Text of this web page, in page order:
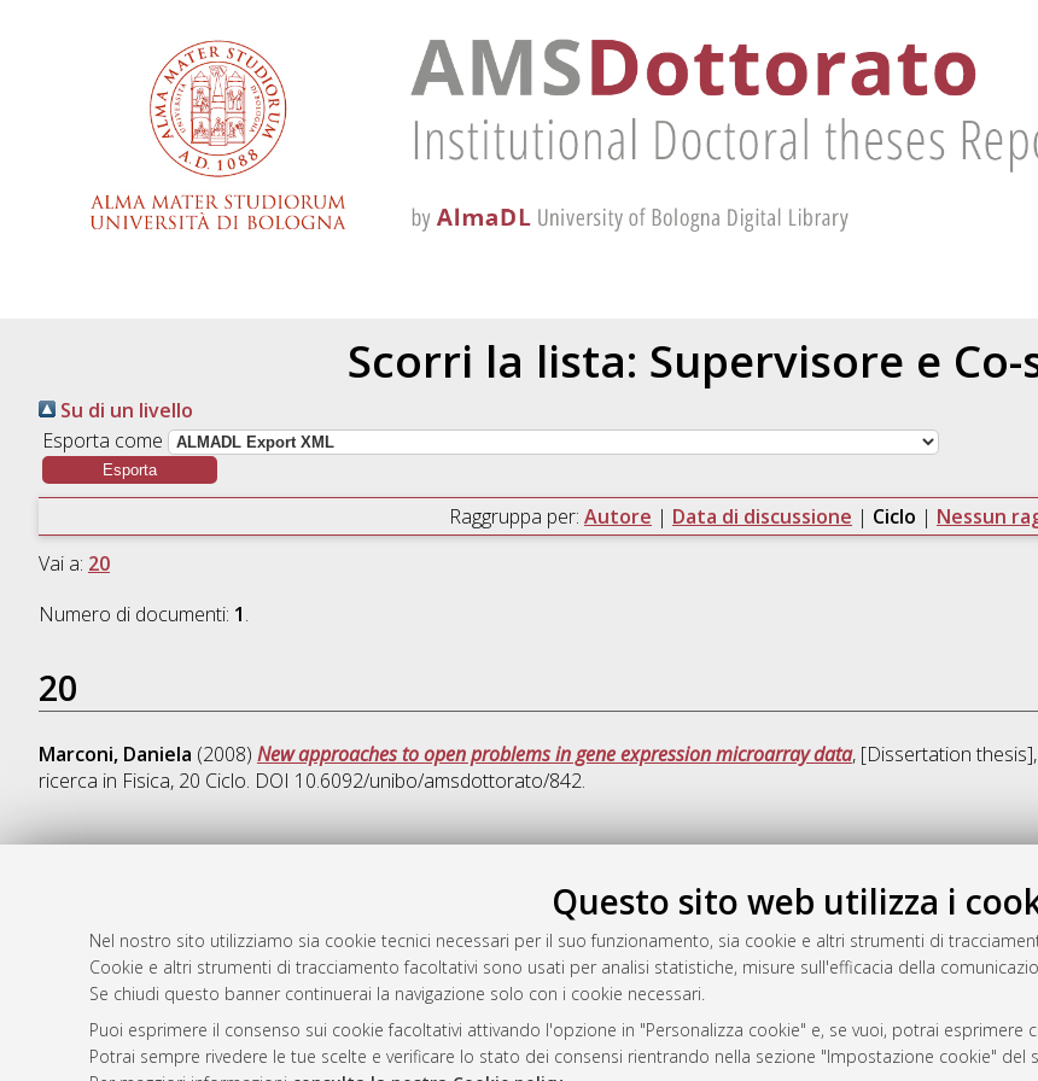
Questo sito web utilizza i
Nel nostro sito utilizziamo sia cookie tecnici necessari per il suo funzionamento, sia cookie e altri strumenti di
Cookie e altri strumenti di tracciamento facoltativi sono usati per analisi statistiche, misure sull'efficacia della
Se chiudi questo banner continuerai la navigazione solo con i cookie necessari.
Puoi esprimere il consenso sui cookie facoltativi attivando l'opzione in "Personalizza cookie" e, se vuoi, potrai
Potrai sempre rivedere le tue scelte e verificare lo stato dei consensi rientrando nella sezione "Impostazione cookie" del
Scorri la lista: Supervisore e
Su di un livello
Esporta come
Raggruppa per: Autore | Data di discussione | Ciclo | Nessun
Vai a: 20
Numero di documenti: 1.
20
Marconi, Daniela (2008) New approaches to open problems in gene expression microarray data, [Dissertation
ricerca in Fisica, 20 Ciclo. DOI 10.6092/unibo/amsdottorato/842.
Rss 1.0
Rss 2.0
AMS Dottorato
ISSN: 2038-7946
Servizio implementato e gestito daAlmaDL
Impostazioni Cookie
Informativa sulla privacy
Condizioni d’uso del sito